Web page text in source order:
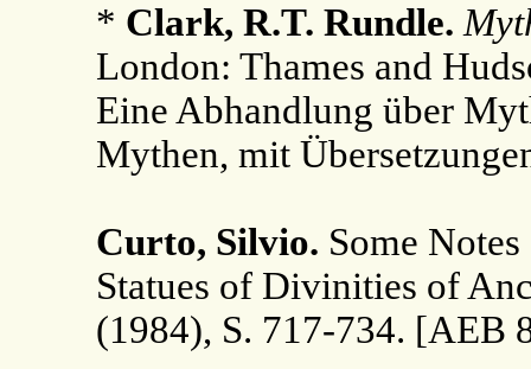
* Clark, R.T. Rundle.
London: Thames and
Eine Abhandlung über
Mythen, mit
Curto, Silvio. Some
Statues of Divinities of
(1984), S. 717-734. [AEB